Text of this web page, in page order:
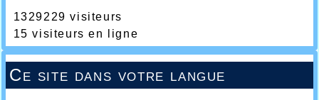
1329229 visiteurs
15 visiteurs en ligne
Ce site dans votre langue